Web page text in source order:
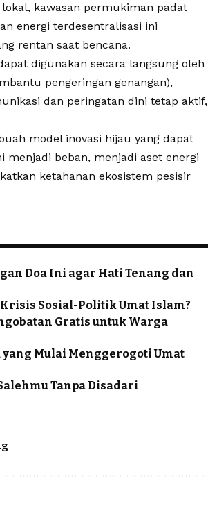
kawasan permukiman padat
energi terdesentralisasi ini
rentan saat bencana.
digunakan secara langsung oleh
pengeringan genangan),
dan peringatan dini tetap aktif,
model inovasi hijau yang dapat
beban, menjadi aset energi
ketahanan ekosistem pesisir
Doa Ini agar Hati Tenang dan
Sosial-Politik Umat Islam?
Gratis untuk Warga
yang Mulai Menggerogoti Umat
Tanpa Disadari